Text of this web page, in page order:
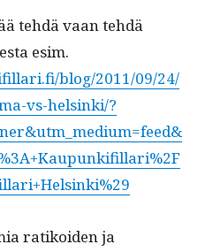
tehdä vaan tehdä
esim.
blog/2011/09/24/
vs-helsinki/?
ratikoiden ja